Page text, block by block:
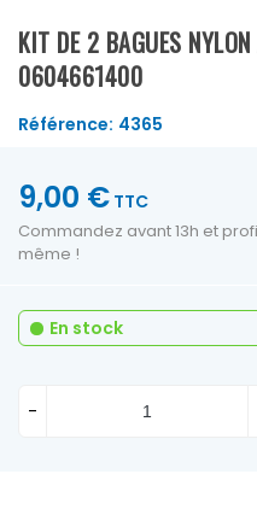
KIT DE 2 BAGUES
0604661400
Référence: 4365
9,00 € TTC
Commandez avant 13h et
même !
En stock
-